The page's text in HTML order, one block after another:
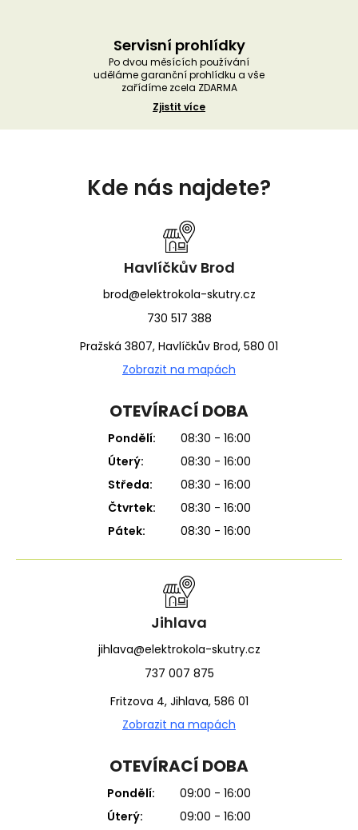
Servisní prohlídky
Po dvou měsících používání
uděláme garanční prohlídku a vše
zařídíme zcela ZDARMA
Zjistit více
Kde nás najdete?
Havlíčkův Brod
brod@elektrokola-skutry.cz
730 517 388
Pražská 3807, Havlíčkův Brod, 580 01
Zobrazit na mapách
OTEVÍRACÍ DOBA
Pondělí:
08:30 - 16:00
Úterý:
08:30 - 16:00
Středa:
08:30 - 16:00
Čtvrtek:
08:30 - 16:00
Pátek:
08:30 - 16:00
Jihlava
jihlava@elektrokola-skutry.cz
737 007 875
Fritzova 4, Jihlava, 586 01
Zobrazit na mapách
OTEVÍRACÍ DOBA
Pondělí:
09:00 - 16:00
Úterý:
09:00 - 16:00